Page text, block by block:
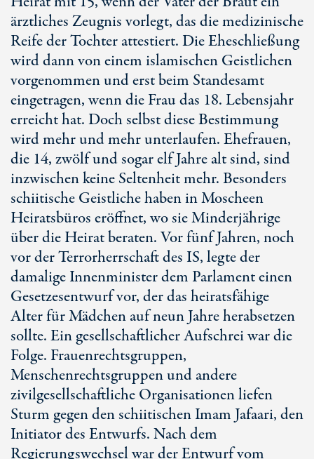
ärztliches Zeugnis vorlegt, das die medizinische
Reife der Tochter attestiert. Die Eheschließung
wird dann von einem islamischen Geistlichen
vorgenommen und erst beim Standesamt
eingetragen, wenn die Frau das 18. Lebensjahr
erreicht hat. Doch selbst diese Bestimmung
wird mehr und mehr unterlaufen. Ehefrauen,
die 14, zwölf und sogar elf Jahre alt sind, sind
inzwischen keine Seltenheit mehr. Besonders
schiitische Geistliche haben in Moscheen
Heiratsbüros eröffnet, wo sie Minderjährige
über die Heirat beraten. Vor fünf Jahren, noch
vor der Terrorherrschaft des IS, legte der
damalige Innenminister dem Parlament einen
Gesetzesentwurf vor, der das heiratsfähige
Alter für Mädchen auf neun Jahre herabsetzen
sollte. Ein gesellschaftlicher Aufschrei war die
Folge. Frauenrechtsgruppen,
Menschenrechtsgruppen und andere
zivilgesellschaftliche Organisationen liefen
Sturm gegen den schiitischen Imam Jafaari, den
Initiator des Entwurfs. Nach dem
Regierungswechsel war der Entwurf vom